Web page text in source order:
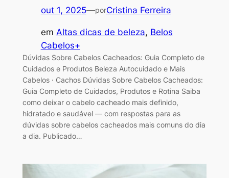
out 1, 2025—porCristina Ferreira
em Altas dicas de beleza, Belos
Cabelos+
Dúvidas Sobre Cabelos Cacheados: Guia Completo de
Cuidados e Produtos Beleza Autocuidado e Mais
Cabelos · Cachos Dúvidas Sobre Cabelos Cacheados:
Guia Completo de Cuidados, Produtos e Rotina Saiba
como deixar o cabelo cacheado mais definido,
hidratado e saudável — com respostas para as
dúvidas sobre cabelos cacheados mais comuns do dia
a dia. Publicado…